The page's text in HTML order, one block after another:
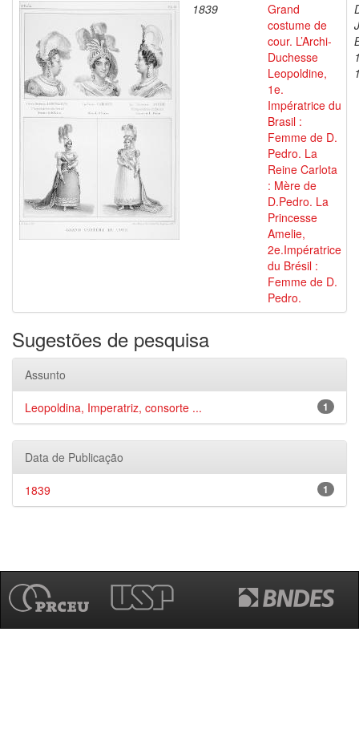
1839
Grand
costume de
cour. L’Archi-
Duchesse
Leopoldine,
1e.
Impératrice du
Brasil :
Femme de D.
Pedro. La
Reine Carlota
: Mère de
D.Pedro. La
Princesse
Amelie,
2e.Impératrice
du Brésil :
Femme de D.
Pedro.
Sugestões de pesquisa
Assunto
1
Leopoldina, Imperatriz, consorte ...
Data de Publicação
1
1839